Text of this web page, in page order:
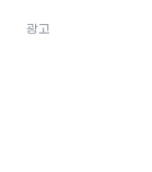
광고